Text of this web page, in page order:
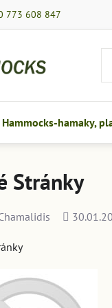
773 608 847
Hammocks-hamaky,
Stránky
Přidáno